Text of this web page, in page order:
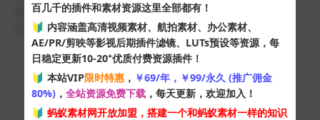
五一劳动节劳动人民的节日主
题班会PPT模板
32 10
Copyright © 2024蚂蚁素材网- 版权所有 All rights reserved.
粤ICP备19095528号
XML网站地图HTML网站地图 百度地图
SQL：43
Pages：0.31989s
百几千的插件和素材资源这里全部都有！
🔰 内容涵盖高清视频素材、航拍素材、办公素材、
AE/PR/剪映等影视后期插件滤镜、LUTs预设等资源，每
日稳定更新10-20+优质付费资源插件！
🔰 本站VIP限时特惠 ， ￥69/年，￥99/永久 (推广佣金
80%) ， 全站资源免费下载 ，每天更新，欢迎加入！
🔰 蚂蚁素材网开放加盟，搭建一个和蚂蚁素材一样的知识